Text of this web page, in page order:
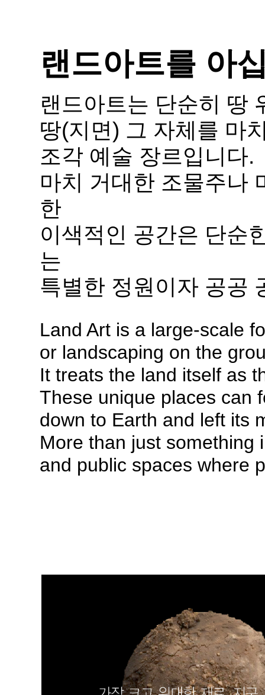
랜드아트를 아
랜드아트는 단순히 땅
땅(지면) 그 자체를 마
조각 예술 장르입니다.
마치 거대한 조물주나
한
이색적인 공간은 단순
는
특별한 정원이자 공공
Land Art is a large-scale
or landscaping on the
It treats the land itself as
These unique places can
down to Earth and left its
More than just
and public spaces where